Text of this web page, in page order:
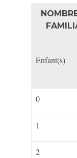
Enfant(s)
0
1
2